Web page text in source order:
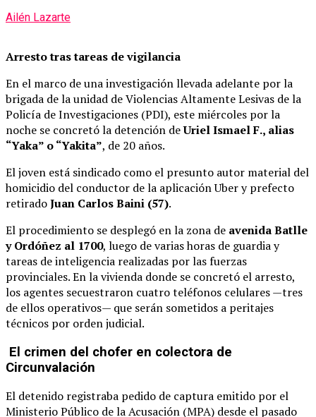
Ailén Lazarte
Arresto tras tareas de vigilancia
En el marco de una investigación llevada adelante por la
brigada de la unidad de Violencias Altamente Lesivas de la
Policía de Investigaciones (PDI), este miércoles por la
noche se concretó la detención deUriel Ismael F., alias
“Yaka” o “Yakita”, de 20 años.
El joven está sindicado como el presunto autor material del
homicidio del conductor de la aplicación Uber y prefecto
retiradoJuan Carlos Baini (57).
El procedimiento se desplegó en la zona de avenida Batlle
y Ordóñez al 1700, luego de varias horas de guardia y
tareas de inteligencia realizadas por las fuerzas
provinciales. En la vivienda donde se concretó el arresto,
los agentes secuestraron cuatro teléfonos celulares —tres
de ellos operativos— que serán sometidos a peritajes
técnicos por orden judicial.
El crimen del chofer en colectora de
Circunvalación
El detenido registraba pedido de captura emitido por el
Ministerio Público de la Acusación (MPA) desde el pasado